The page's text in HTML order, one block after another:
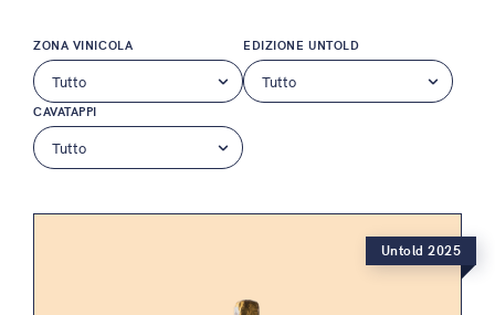
ZONA VINICOLA EDIZIONE UNTOLD
CAVATAPPI
Untold 2025